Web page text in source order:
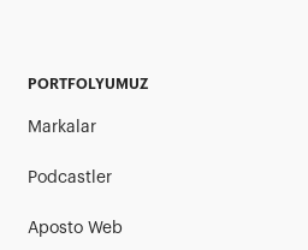
PORTFOLYUMUZ
Markalar
Podcastler
Aposto Web